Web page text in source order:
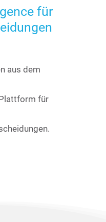
für
aus dem
für